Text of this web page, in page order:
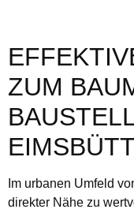
ZUM
Im urbanen Umfeld
direkter Nähe zu